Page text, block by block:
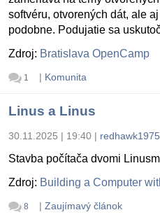
softvéru, otvorených dát, ale
podobne. Podujatie sa
Zdroj: Bratislava OpenCamp
1 | Komunita
Linus a Linus
30.11.2025 | 19:40 | redhawk1975
Stavba počítača dvomi
Zdroj: Building a Computer
8 | Zaujímavý článok